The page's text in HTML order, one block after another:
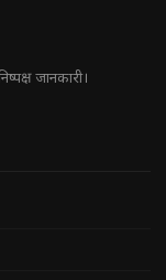
जानकारी।